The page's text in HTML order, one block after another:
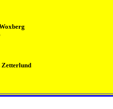
Zetterlund